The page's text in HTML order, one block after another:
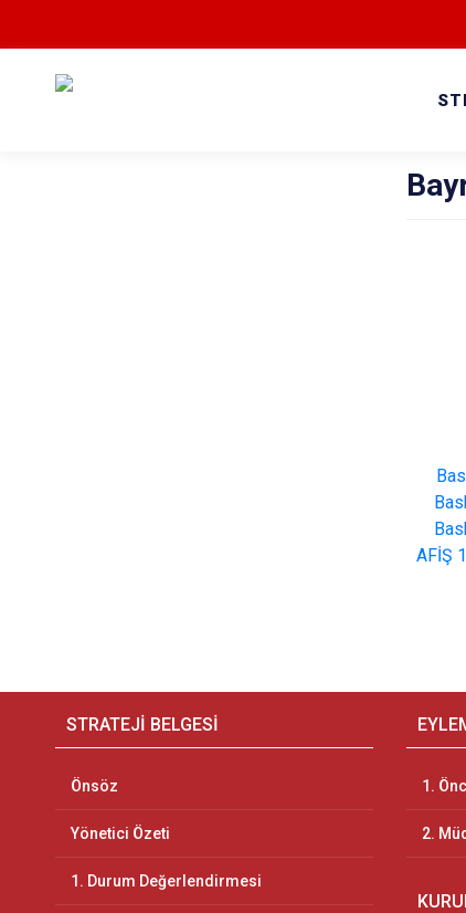
AFİŞ
STRATEJİ BELGESİ
Önsöz
Yönetici Özeti
1. Durum Değerlendirmesi
1.
2.